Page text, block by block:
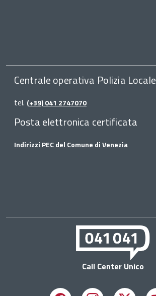
Centrale operativa Polizia Locale
tel. (+39) 041 2747070
Posta elettronica certificata
Indirizzi PEC del Comune di Venezia
Call Center Unico